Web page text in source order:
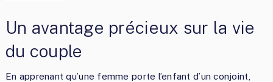
Un avantage précieux sur la vie
du couple
En apprenant qu’une femme porte l’enfant d’un conjoint,